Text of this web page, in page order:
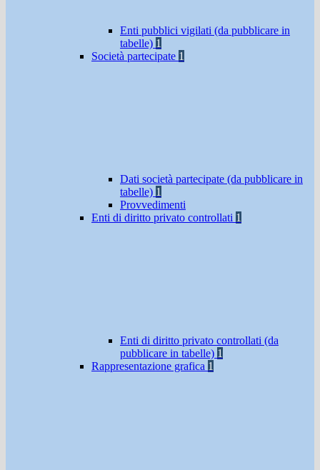
Enti pubblici vigilati (da pubblicare in
tabelle) 1
Società partecipate 1
Dati società partecipate (da pubblicare in
tabelle) 1
Provvedimenti
Enti di diritto privato controllati 1
Enti di diritto privato controllati (da
pubblicare in tabelle) 1
Rappresentazione grafica 1